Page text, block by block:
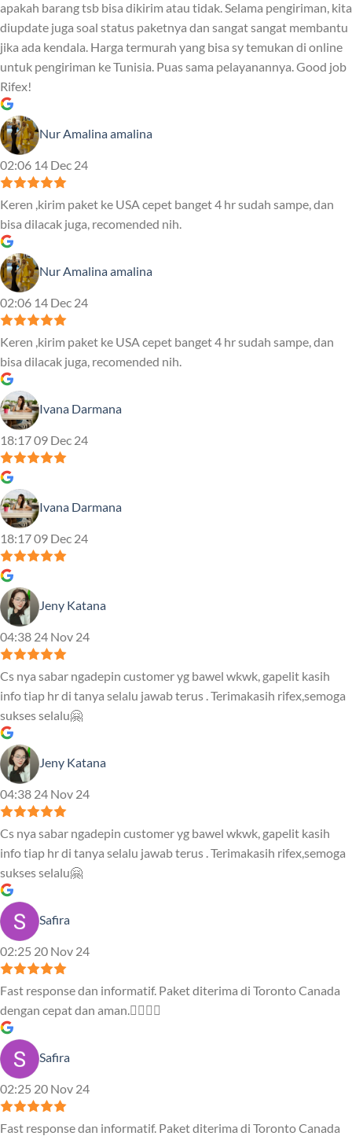
apakah barang tsb bisa dikirim atau tidak. Selama pengiriman, kita
diupdate juga soal status paketnya dan sangat sangat membantu
jika ada kendala. Harga termurah yang bisa sy temukan di online
untuk pengiriman ke Tunisia. Puas sama pelayanannya. Good job
Rifex!
Nur Amalina amalina
02:06 14 Dec 24
Keren ,kirim paket ke USA cepet banget 4 hr sudah sampe, dan
bisa dilacak juga, recomended nih.
Nur Amalina amalina
02:06 14 Dec 24
Keren ,kirim paket ke USA cepet banget 4 hr sudah sampe, dan
bisa dilacak juga, recomended nih.
Ivana Darmana
18:17 09 Dec 24
Ivana Darmana
18:17 09 Dec 24
Jeny Katana
04:38 24 Nov 24
Cs nya sabar ngadepin customer yg bawel wkwk, gapelit kasih
info tiap hr di tanya selalu jawab terus . Terimakasih rifex,semoga
sukses selalu🤗
Jeny Katana
04:38 24 Nov 24
Cs nya sabar ngadepin customer yg bawel wkwk, gapelit kasih
info tiap hr di tanya selalu jawab terus . Terimakasih rifex,semoga
sukses selalu🤗
Safira
02:25 20 Nov 24
Fast response dan informatif. Paket diterima di Toronto Canada
dengan cepat dan aman.👍🏻👍🏻
Safira
02:25 20 Nov 24
Fast response dan informatif. Paket diterima di Toronto Canada